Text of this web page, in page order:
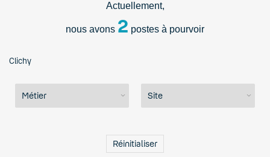
Actuellement,
nous avons 2 postes à pourvoir
Clichy
Réinitialiser